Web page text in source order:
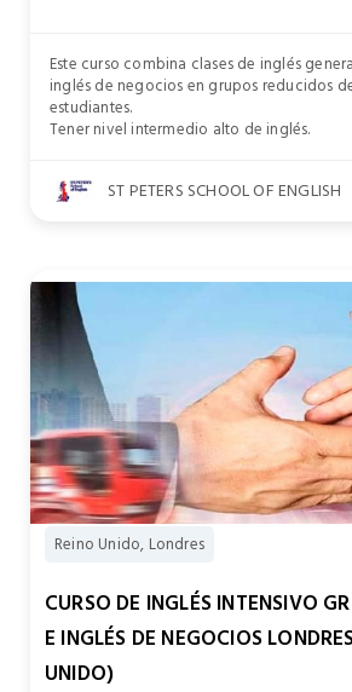
Este curso combina clases de inglés
inglés de negocios en grupos reducidos
estudiantes.
Tener nivel intermedio alto de inglés.
ST PETERS SCHOOL OF ENGLISH
Reino Unido, Londres
CURSO DE INGLÉS INTENSIVO
E INGLÉS DE NEGOCIOS
UNIDO)